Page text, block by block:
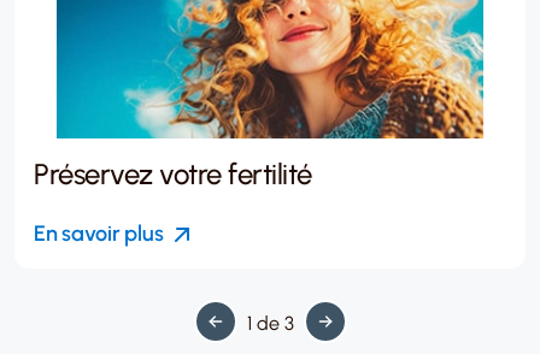
Préservez votre fertilité
En savoir plus
1 de 3